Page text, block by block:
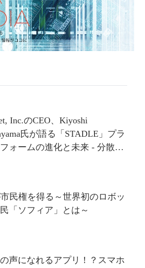
Inc.のCEO、Kiyoshi
氏が語る「STADLE」プラ
ォームの進化と未来 - 分散連
民権を得る～世界初のロボッ
民「ソフィア」とは～
声になれるアプリ！？スマホ